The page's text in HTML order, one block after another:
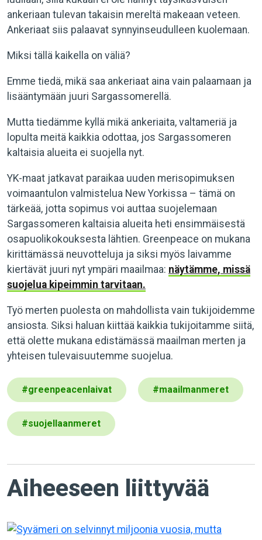
ankeriaan tulevan takaisin mereltä makeaan veteen.
Ankeriaat siis palaavat synnyinseudulleen kuolemaan.
Miksi tällä kaikella on väliä?
Emme tiedä, mikä saa ankeriaat aina vain palaamaan ja
lisääntymään juuri Sargassomerellä.
Mutta tiedämme kyllä mikä ankeriaita, valtameriä ja
lopulta meitä kaikkia odottaa, jos Sargassomeren
kaltaisia alueita ei suojella nyt.
YK-maat jatkavat paraikaa uuden merisopimuksen
voimaantulon valmistelua New Yorkissa – tämä on
tärkeää, jotta sopimus voi auttaa suojelemaan
Sargassomeren kaltaisia alueita heti ensimmäisestä
osapuolikokouksesta lähtien. Greenpeace on mukana
kirittämässä neuvotteluja ja siksi myös laivamme
kiertävät juuri nyt ympäri maailmaa: näytämme, missä
suojelua kipeimmin tarvitaan.
Työ merten puolesta on mahdollista vain tukijoidemme
ansiosta. Siksi haluan kiittää kaikkia tukijoitamme siitä,
että olette mukana edistämässä maailman merten ja
yhteisen tulevaisuutemme suojelua.
#greenpeacenlaivat #maailmanmeret
#suojellaanmeret
Aiheeseen liittyvää